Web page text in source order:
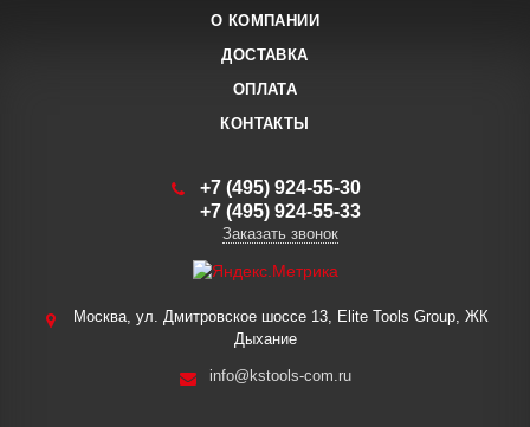
О КОМПАНИИ
ДОСТАВКА
ОПЛАТА
КОНТАКТЫ
+7 (495) 924-55-30
+7 (495) 924-55-33
Заказать звонок
Москва, ул. Дмитровское шоссе 13, Elite Tools Group, ЖК
Дыхание
info@kstools-com.ru